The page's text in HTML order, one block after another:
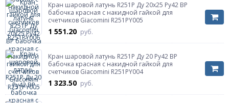
Кран шаровой латунь R251P Ду 20х25 Ру42 ВР
бабочка красная с накидной гайкой для
счетчиков Giacomini R251PY005
1 551.20 руб.
Кран шаровой латунь R251P Ду 20 Ру42 ВР
бабочка красная с накидной гайкой для
счетчиков Giacomini R251PY004
1 323.50 руб.